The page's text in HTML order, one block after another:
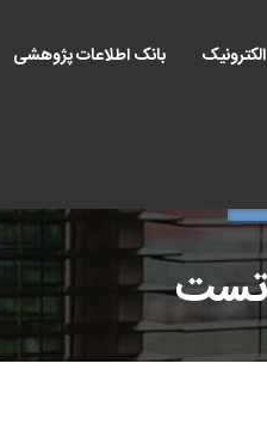
بانک اطلاعات پژوهشی
تست